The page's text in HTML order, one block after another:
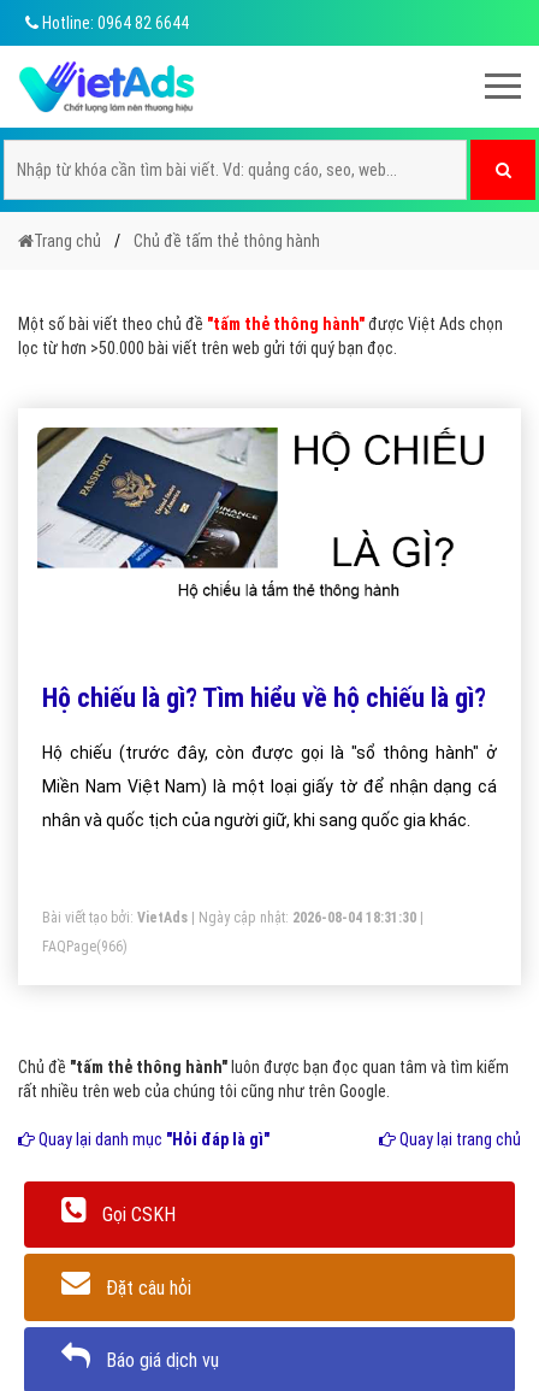
Hotline: 0964 82 6644
Trang chủ Chủ đề tấm thẻ thông hành
Một số bài viết theo chủ đề "tấm thẻ thông hành"được Việt Ads chọn
lọc từ hơn >50.000 bài viết trên web gửi tới quý bạn đọc.
Hộ chiếu là gì? Tìm hiểu về hộ chiếu là gì?
Hộ chiếu (trước đây, còn được gọi là "sổ thông hành" ở
Miền Nam Việt Nam) là một loại giấy tờ để nhận dạng cá
nhân và quốc tịch của người giữ, khi sang quốc gia khác.
Bài viết tạo bởi: VietAds | Ngày cập nhật: 2026-08-04 18:31:30
FAQPage(966)
Chủ đề "tấm thẻ thông hành" luôn được bạn đọc quan tâm và tìm kiếm
rất nhiều trên web của chúng tôi cũng như trên Google.
Quay lại danh mục "Hỏi đáp là gì" Quay lại trang chủ
Gọi CSKH
Đặt câu hỏi
Báo giá dịch vụ